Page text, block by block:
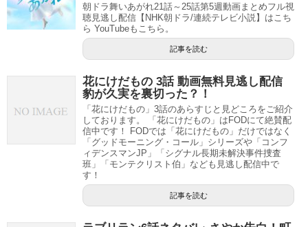
朝ドラ舞いあがれ21話～25話第5週動画まとめフル視
聴見逃し配信【NHK朝ドラ/連続テレビ小説】はこち
ら YouTubeもこちら。
記事を読む
花にけだもの 3話 動画無料見逃し配信
豹が久実を裏切った？！
「花にけだもの」3話のあらすじと見どころをご紹介
しております。 「花にけだもの」はFODにて絶賛配
信中です！ FODでは「花にけだもの」だけではなく
「グッドモーニング・コール」シリーズや「コンフ
ィデンスマンJP」「シグナル長期未解決事件捜査
班」「モンテクリスト伯」なども見逃し配信中で
す！
記事を読む